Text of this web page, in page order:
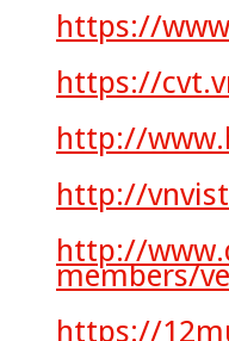
https://
https://
http://
http://
http://
members/
https://